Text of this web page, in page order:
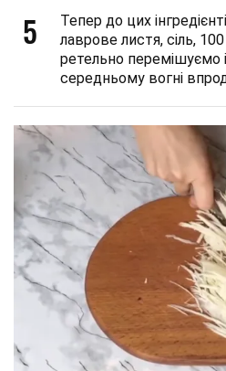
5
Тепер до цих
лаврове листя, сіль,
ретельно перемішуємо
середньому вогні